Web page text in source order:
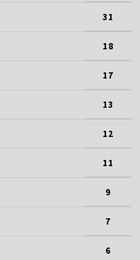
31
18
17
13
12
11
9
7
6